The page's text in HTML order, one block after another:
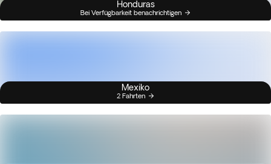
Honduras
Bei Verfügbarkeit benachrichtigen
Mexiko
2 Fahrten